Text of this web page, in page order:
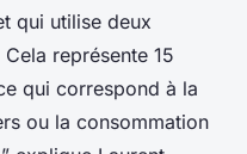
qui utilise deux
représente 15
qui correspond à la
ou la consommation